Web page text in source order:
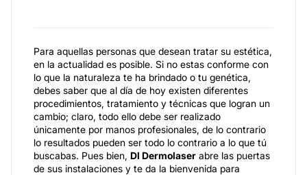
Para aquellas personas que desean tratar su estética,
en la actualidad es posible. Si no estas conforme con
lo que la naturaleza te ha brindado o tu genética,
debes saber que al día de hoy existen diferentes
procedimientos, tratamiento y técnicas que logran un
cambio; claro, todo ello debe ser realizado
únicamente por manos profesionales, de lo contrario
lo resultados pueden ser todo lo contrario a lo que tú
buscabas. Pues bien, Dl Dermolaser abre las puertas
de sus instalaciones y te da la bienvenida para